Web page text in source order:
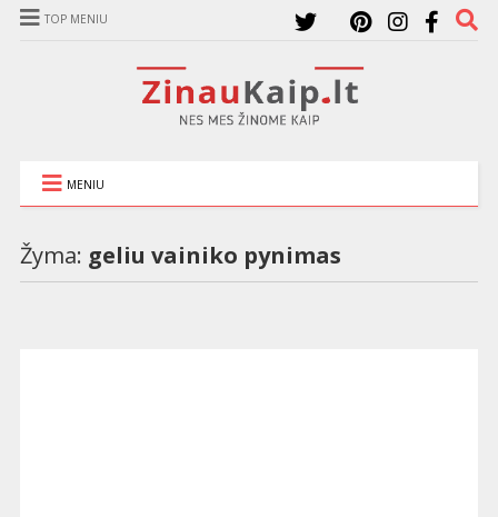
TOP MENIU
MENIU
Žyma: geliu vainiko pynimas